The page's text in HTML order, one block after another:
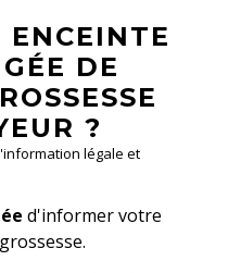
ENCEINTE
DE
?
légale et
d'informer votre